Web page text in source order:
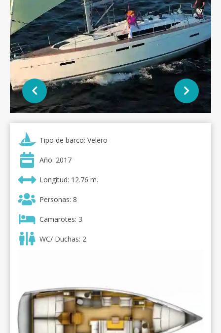
Tipo de barco: Velero
Año: 2017
Longitud: 12.76 m.
Personas: 8
Camarotes: 3
WC/ Duchas: 2